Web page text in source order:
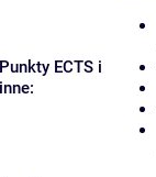
Punkty ECTS i
inne: